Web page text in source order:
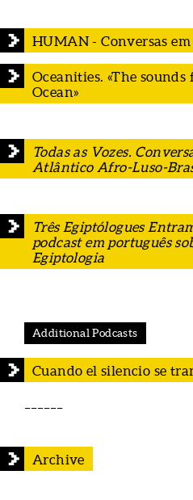
HUMAN - Conversas
Oceanities. «The
Ocean»
Todas as Vozes.
Atlântico Afro-Luso-
Três Egiptólogues
podcast em português
Egiptologia
Additional Podcasts
Cuando el silencio se
Archive